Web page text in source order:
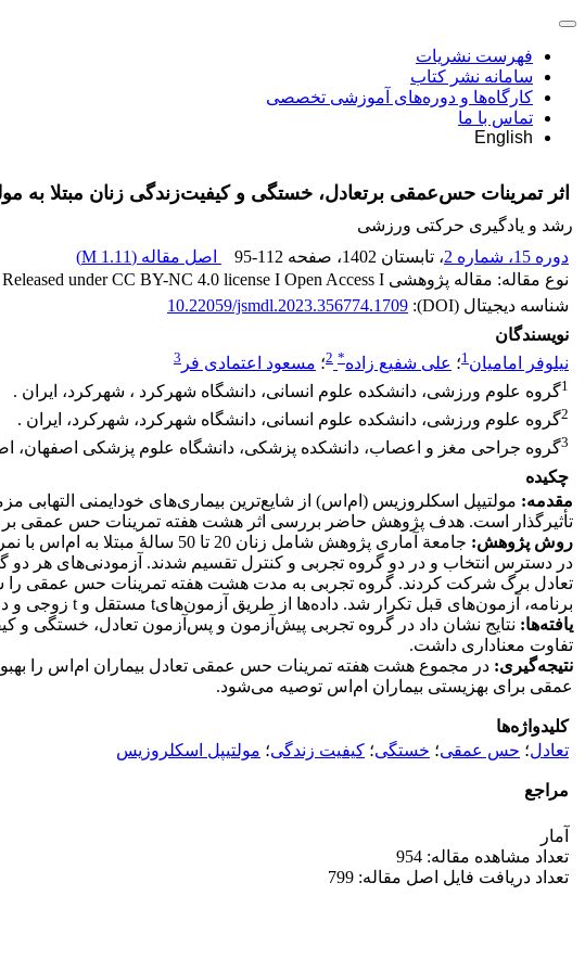
فهرست نشریات
سامانه نشر کتاب
کارگاه‌ها و دوره‌های آموزشی تخصصی
تماس با ما
English
اثر تمرینات حس‌عمقی برتعادل، خستگی و کیفیت‌زندگی زنان مبتلا به
رشد و یادگیری حرکتی ورزشی
دوره 15، شماره 2
، تابستان 1402 ، صفحه 95-112 اصل مقاله (1.11 M
)
نوع مقاله: مقاله پژوهشی Released under CC BY-NC 4.0 license I Open Access I
شناسه دیجیتال (DOI):
10.22059/jsmdl.2023.356774.1709
نویسندگان
نیلوفر امامیان1؛ علی شفیع زاده*
2؛ مسعود اعتمادی فر 3
1گروه علوم ورزشی، دانشکده علوم انسانی، دانشگاه شهرکرد ، شهرکرد، ایران .
2گروه علوم ورزشی، دانشکده علوم انسانی، دانشگاه شهرکرد، شهرکرد، ایران .
3گروه جراحی مغز و اعصاب، دانشکده پزشکی، دانشگاه علوم پزشکی اصفهان،
چکیده
مقدمه: مولتیپل اسکلروزیس (ام‌اس) از شایع‌ترین بیماری‌های خودایمنی
تأثیرگذار است. هدف پژوهش حاضر بررسی اثر هشت هفته تمرینات حس عمقی بر
روش پژوهش:
در دسترس انتخاب و در دو گروه تجربی و کنترل تقسیم شدند. آزمودنی‌های هر
برنامه، آزمون‌های قبل تکرار شد. داده‌ها از طریق آزمون‌هایt مستقل و t زوجی و در سطح خطای 0/05 تحلیل شد.
یافته‌ها: نتایج نشان‌ داد در گروه تجربی پیش‌آزمون و پس‌آزمون تعادل، خستگی و
تفاوت معناداری داشت.
نتیجه‌گیری: در مجموع هشت هفته تمرینات حس عمقی تعادل بیماران ام‌اس را بهبود
عمقی برای بهزیستی بیماران ام‌اس توصیه می‌شود.
کلیدواژه‌ها
تعادل؛ حس عمقی؛ خستگی؛ کیفیت زندگی؛ مولتیپل اسکلروزیس
مراجع
آمار
تعداد مشاهده مقاله: 954
تعداد دریافت فایل اصل مقاله: 799